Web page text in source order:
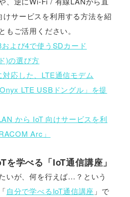
サービスを利用する方法を紹
もご活用ください。
よび4で使うSDカード
)の選び方
応した、LTE通信モデム
LTE USBドングル」を提
から IoT 向けサービスを利
Arc」
を学べる「IoT通信講座」
いが、何を行えば…？という
自分で学べるIoT通信講座 」で